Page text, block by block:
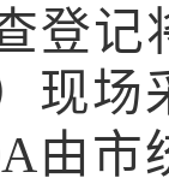
登记
现场
由市